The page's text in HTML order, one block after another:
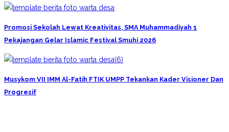
Promosi Sekolah Lewat Kreativitas, SMA Muhammadiyah 1
Pekajangan Gelar Islamic Festival Smuhi 2026
Musykom VII IMM Al-Fatih FTIK UMPP Tekankan Kader Visioner Dan
Progresif